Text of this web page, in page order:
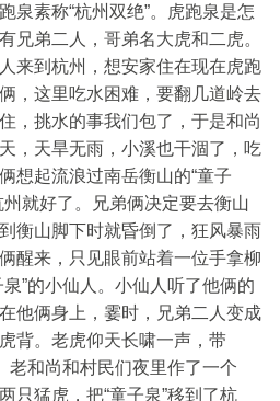
泉素称“杭州双绝”。虎跑泉是怎
兄弟二人，哥弟名大虎和二虎。
来到杭州，想安家住在现在虎跑
，这里吃水困难，要翻几道岭去
，挑水的事我们包了，于是和尚
，天旱无雨，小溪也干涸了，吃
想起流浪过南岳衡山的“童子
就好了。兄弟俩决定要去衡山
衡山脚下时就昏倒了，狂风暴雨
醒来，只见眼前站着一位手拿柳
”的小仙人。小仙人听了他俩的
他俩身上，霎时，兄弟二人变成
背。老虎仰天长啸一声，带
老和尚和村民们夜里作了一个
只猛虎，把“童子泉”移到了杭